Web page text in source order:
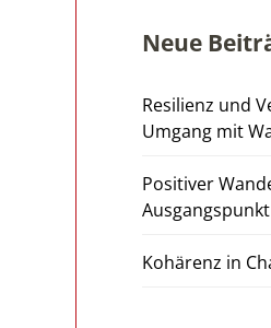
Neue
Resilienz und
Umgang mit
Positiver
Ausgangspunkt
Kohärenz in